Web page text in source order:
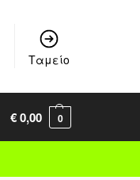
Ταμείο
€0,00 0